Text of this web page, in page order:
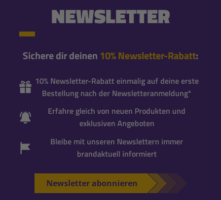
NEWSLETTER
Sichere dir deinen 10% Newsletter-Rabatt:
10% Newsletter-Rabatt einmalig auf deine erste
Bestellung nach der Newsletteranmeldung*
Erfahre gleich von neuen Produkten und
exklusiven Angeboten
Bleibe mit unseren Newslettern immer
brandaktuell informiert
Newsletter abonnieren